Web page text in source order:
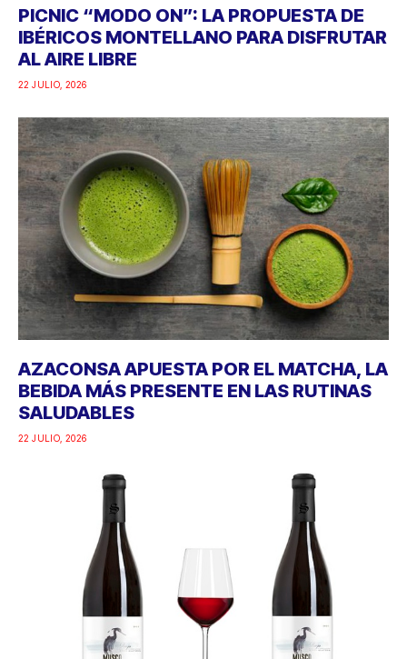
PICNIC “MODO ON”: LA PROPUESTA DE
IBÉRICOS MONTELLANO PARA DISFRUTAR
AL AIRE LIBRE
22 JULIO, 2026
AZACONSA APUESTA POR EL MATCHA, LA
BEBIDA MÁS PRESENTE EN LAS RUTINAS
SALUDABLES
22 JULIO, 2026